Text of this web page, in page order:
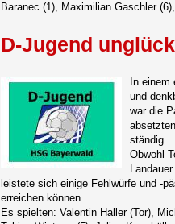
Baranec (1), Maximilian Gaschler
D-Jugend
In
und
war die
ständig.
Obwohl
leistete sich einige Fehlwürfe und -
erreichen können.
Es spielten: Valentin Haller (Tor),